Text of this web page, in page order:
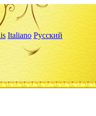
Italiano Русский